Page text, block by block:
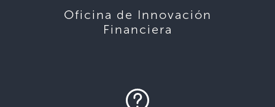
Oficina de Innovación
Financiera